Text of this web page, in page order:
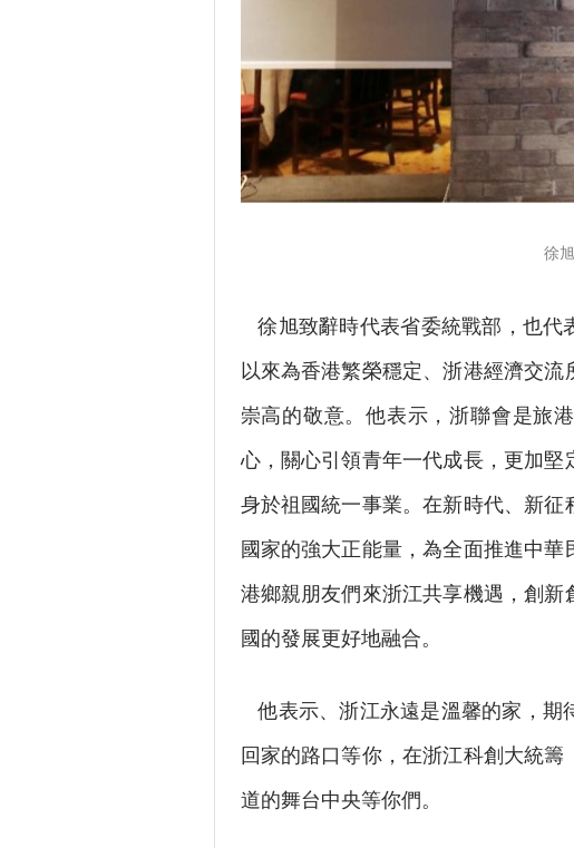
徐
徐旭致辭時代表省委統戰部，也代
以來為香港繁榮穩定、浙港經濟交
崇高的敬意。他表示，浙聯會是旅
心，關心引領青年一代成長，更加
身於祖國統一事業。在新時代、新
國家的強大正能量，為全面推進中
港鄉親朋友們來浙江共享機遇，創
國的發展更好地融合。
他表示、浙江永遠是溫馨的家，期
回家的路口等你，在浙江科創大統
道的舞台中央等你們。